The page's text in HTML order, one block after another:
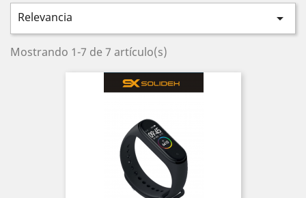
Relevancia 
Mostrando 1-7 de 7 artículo(s)